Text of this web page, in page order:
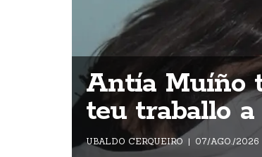
Antía Muíño
teu traballo a
UBALDO CERQUEIRO 07/AGO./2026